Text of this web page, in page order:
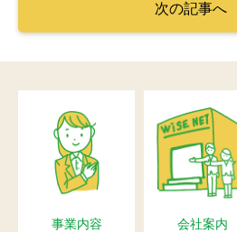
次の記事へ
事業内容 会社案内